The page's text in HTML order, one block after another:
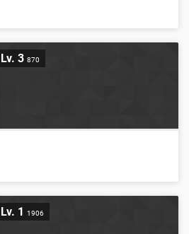
3 870
1 1906